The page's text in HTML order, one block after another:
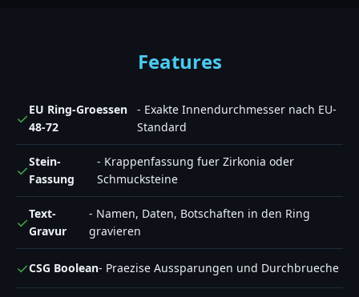
Features
✓EU Ring-Groessen
48-72
- Exakte Innendurchmesser nach EU-
Standard
✓Stein-
Fassung
- Krappenfassung fuer Zirkonia oder
Schmucksteine
✓Text-
Gravur
- Namen, Daten, Botschaften in den Ring
gravieren
✓CSG Boolean- Praezise Aussparungen und Durchbrueche